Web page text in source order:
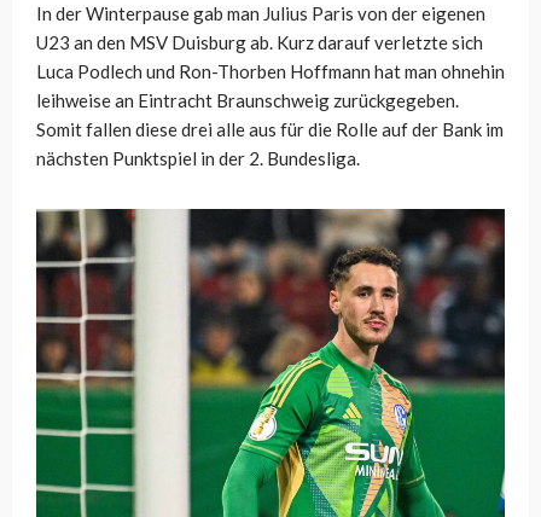
In der Winterpause gab man Julius Paris von der eigenen
U23 an den MSV Duisburg ab. Kurz darauf verletzte sich
Luca Podlech und Ron-Thorben Hoffmann hat man ohnehin
leihweise an Eintracht Braunschweig zurückgegeben.
Somit fallen diese drei alle aus für die Rolle auf der Bank im
nächsten Punktspiel in der 2. Bundesliga.